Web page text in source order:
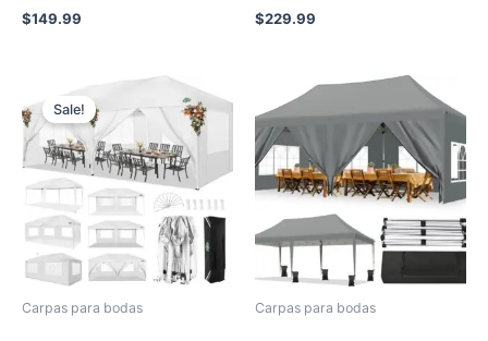
$149.99 $229.99
Sale!
Carpas para bodas Carpas para bodas